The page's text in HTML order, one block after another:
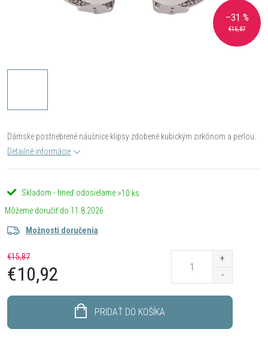
€15,87
–31 %
Dámske postriebrené náušnice klipsy zdobené kubickým zirkónom a perlou.
Detailné informácie
Skladom - hneď odosielame >10 ks
11.8.2026
Možnosti doručenia
€15,87
€10,92
PRIDAŤ DO KOŠÍKA